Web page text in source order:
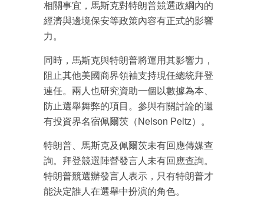
相關事宜，馬斯克對特朗普競選政綱內的
經濟與邊境保安等政策內容有正式的影響
力。
同時，馬斯克與特朗普將運用其影響力，
阻止其他美國商界領袖支持現任總統拜登
連任。兩人也研究資助一個以數據為本、
防止選舉舞弊的項目。參與有關討論的還
有投資界名宿佩爾茨（Nelson Peltz）。
特朗普、馬斯克及佩爾茨未有回應傳媒查
詢。拜登競選陣營發言人未有回應查詢。
特朗普競選辦發言人表示，只有特朗普才
能決定誰人在選舉中扮演的角色。